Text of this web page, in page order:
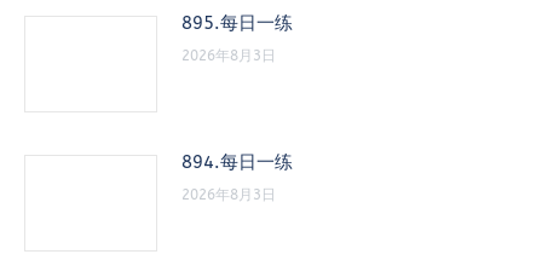
895.每日一练
2026年8月3日
894.每日一练
2026年8月3日